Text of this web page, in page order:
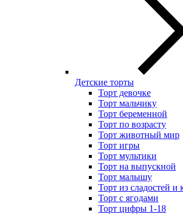
Детские торты
Торт девочке
Торт мальчику
Торт беременной
Торт по возрасту
Торт животный мир
Торт игры
Торт мультики
Торт на выпускной
Торт малышу
Торт из сладостей и
Торт с ягодами
Торт цифры 1-18